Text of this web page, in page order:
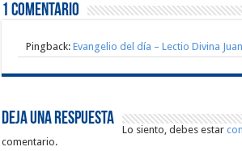
1 comentario
Pingback:Evangelio del día – Lectio Divina
Deja una respuesta
Lo siento, debes estar
comentario.